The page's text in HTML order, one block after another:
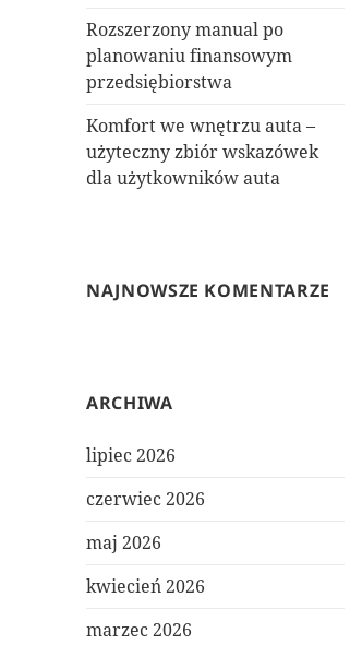
Rozszerzony manual po
planowaniu finansowym
przedsiębiorstwa
Komfort we wnętrzu auta –
użyteczny zbiór wskazówek
dla użytkowników auta
NAJNOWSZE KOMENTARZE
ARCHIWA
lipiec 2026
czerwiec 2026
maj 2026
kwiecień 2026
marzec 2026